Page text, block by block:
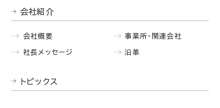
会社紹介
会社概要
社長メッセージ
事業所・関連会社
沿革
トピックス